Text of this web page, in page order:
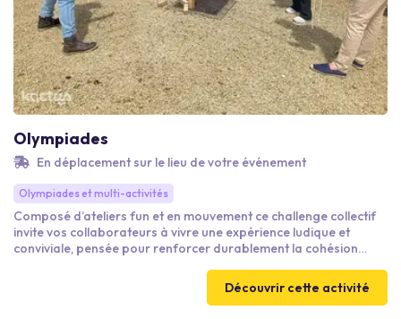
Olympiades
En déplacement sur le lieu de votre événement
Olympiades et multi-activités
Composé d’ateliers fun et en mouvement ce challenge collectif
invite vos collaborateurs à vivre une expérience ludique et
conviviale, pensée pour renforcer durablement la cohésion
chacun met ses compétences individuelles au service d’un
objectif commun : la réussite collective. Course des garçons de
Découvrir cette activité